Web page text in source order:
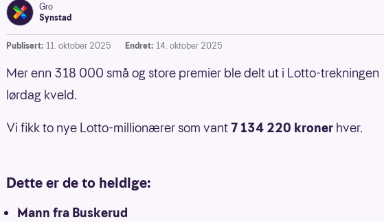
Gro
Synstad
Publisert: 11. oktober 2025 Endret: 14. oktober 2025
Mer enn 318 000 små og store premier ble delt ut i Lotto-trekningen
lørdag kveld.
Vi fikk to nye Lotto-millionærer som vant7 134 220 kroner hver.
Dette er de to heldige:
Mann fra Buskerud